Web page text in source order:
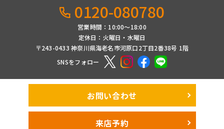
0120-080780
営業時間：10:00〜18:00
定休日：火曜日・水曜日
〒243-0433 神奈川県海老名市河原口2丁目2番38号 1階
SNSをフォロー
お問い合わせ
来店予約